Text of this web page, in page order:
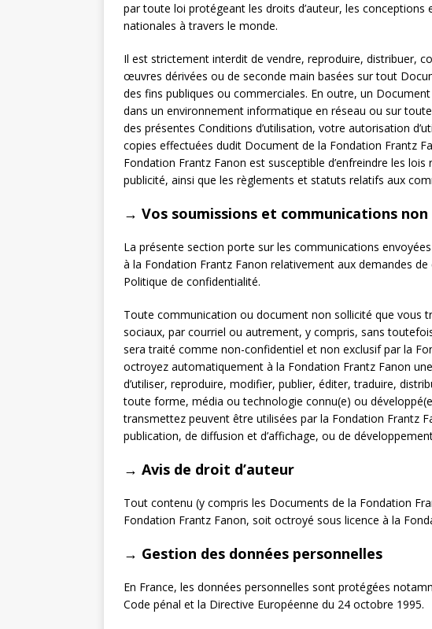
par toute loi protégeant les droits d’auteur, les
nationales à travers le monde.
Il est strictement interdit de vendre, reproduire, distribuer,
œuvres dérivées ou de seconde main basées sur tout
des fins publiques ou commerciales. En outre, un
dans un environnement informatique en réseau ou sur
des présentes Conditions d’utilisation, votre autorisation
copies effectuées dudit Document de la Fondation Frantz
Fondation Frantz Fanon est susceptible d’enfreindre les
publicité, ainsi que les règlements et statuts relatifs aux
→ Vos soumissions et communications
La présente section porte sur les communications
à la Fondation Frantz Fanon relativement aux demandes
Politique de confidentialité.
Toute communication ou document non sollicité que vous
sociaux, par courriel ou autrement, y compris, sans
sera traité comme non-confidentiel et non exclusif par la
octroyez automatiquement à la Fondation Frantz Fanon
d’utiliser, reproduire, modifier, publier, éditer, traduire,
toute forme, média ou technologie connu(e) ou
transmettez peuvent être utilisées par la Fondation Frantz
publication, de diffusion et d’affichage, ou de
→ Avis de droit d’auteur
Tout contenu (y compris les Documents de la Fondation
Fondation Frantz Fanon, soit octroyé sous licence à la
→ Gestion des données personnelles
En France, les données personnelles sont protégées
Code pénal et la Directive Européenne du 24 octobre 1995.